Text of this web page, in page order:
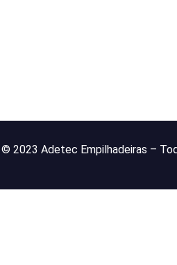
© 2023 Adetec Empilhadeiras –